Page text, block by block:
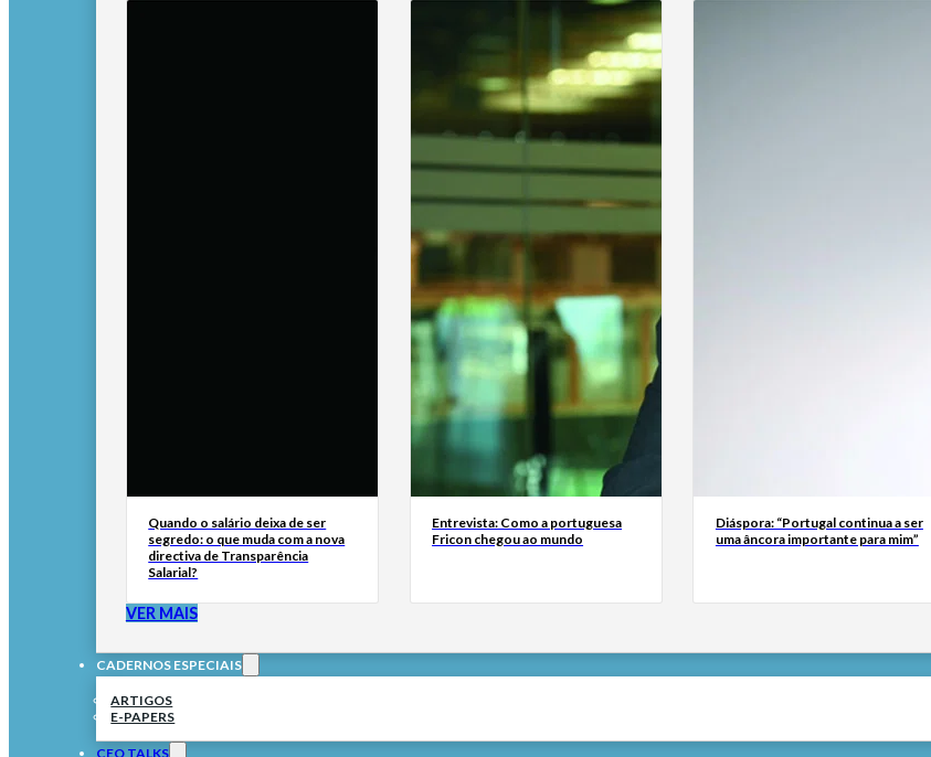
Quando o salário deixa de ser
segredo: o que muda com a nova
directiva de Transparência
Salarial?
Entrevista: Como a portuguesa
Fricon chegou ao mundo
Diáspora: “Portugal continua a ser
uma âncora importante para mim”
VER MAIS
CADERNOS ESPECIAIS
ARTIGOS
E-PAPERS
CEO TALKS